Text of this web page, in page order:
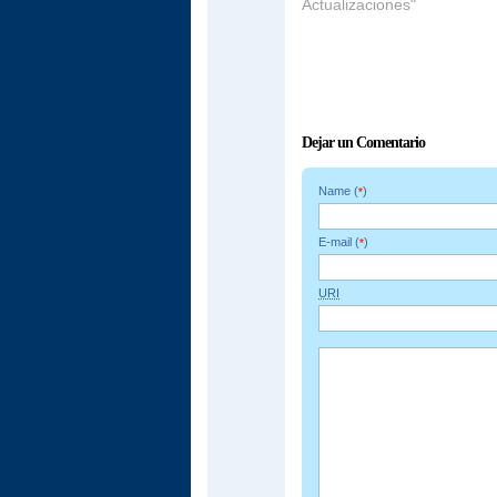
Actualizaciones"
Dejar un Comentario
Name (*)
E-mail (*)
URI